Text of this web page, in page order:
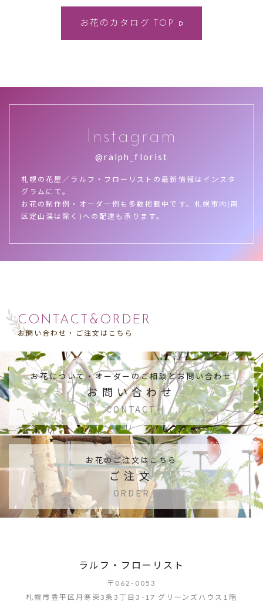
お花のカタログ TOP
Instagram
@ralph_florist
札幌の花屋／ラルフ・フローリストの最新情報はインスタ
グラムにて。
お花の制作例・オーダー例も多数掲載中です。札幌市内(南
区定山渓は除く)への配達も承ります。
CONTACT&ORDER
お問い合わせ・ご注文はこちら
お花について・オーダーのご相談とお問い合わせ
お問い合わせ
CONTACT
お花のご注文はこちら
ご注文
ORDER
ラルフ・フローリスト
〒062-0053
札幌市豊平区月寒東3条3丁目3-17 グリーンズハウス1階